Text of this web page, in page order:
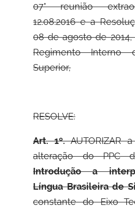
07° reunião
12.08.2016 e a
08 de agosto de
Regimento Interno
Superior,
RESOLVE:
Art. 1º.AUTORIZAR
alteração do PPC
Introdução a
Língua Brasileira de
constante do Eixo